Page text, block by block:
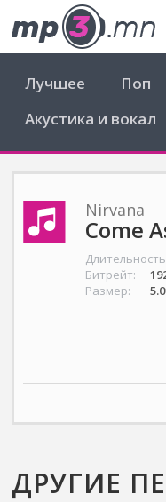
Лучшее Поп
Акустика и вокал
Nirvana
Come
Битрейт:
Размер:
ДРУГИЕ